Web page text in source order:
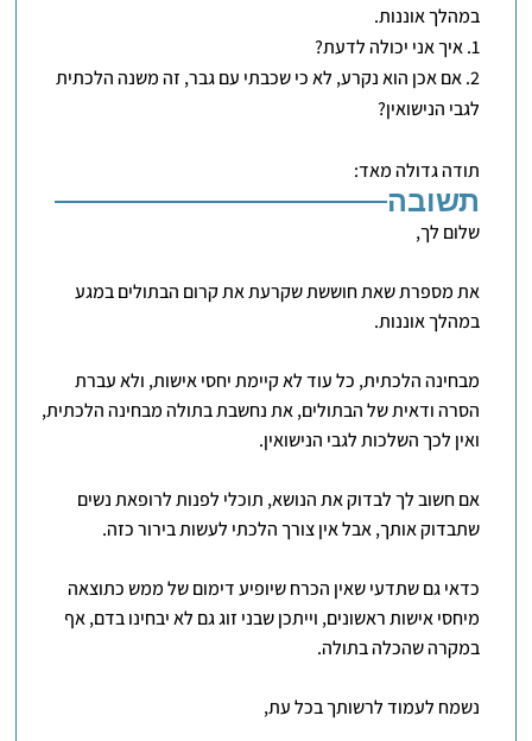
במהלך אוננות.
1. איך אני יכולה לדעת?
2. אם אכן הוא נקרע, לא כי שכבתי עם גבר, זה משנה הלכתית
לגבי הנישואין?
תודה גדולה מאד:
תשובה
שלום לך,
את מספרת שאת חוששת שקרעת את קרום הבתולים במגע
במהלך אוננות.
מבחינה הלכתית, כל עוד לא קיימת יחסי אישות, ולא עברת
הסרה ודאית של הבתולים, את נחשבת בתולה מבחינה הלכתית,
ואין לכך השלכות לגבי הנישואין.
אם חשוב לך לבדוק את הנושא, תוכלי לפנות לרופאת נשים
שתבדוק אותך, אבל אין צורך הלכתי לעשות בירור כזה.
כדאי גם שתדעי שאין הכרח שיופיע דימום של ממש כתוצאה
מיחסי אישות ראשונים, וייתכן שבני זוג גם לא יבחינו בדם, אף
במקרה שהכלה בתולה.
נשמח לעמוד לרשותך בכל עת,